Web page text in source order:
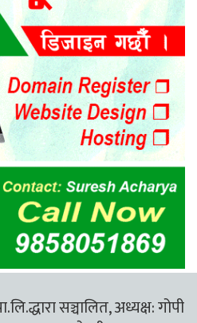
सञ्चालित, अध्यक्ष: गोपी